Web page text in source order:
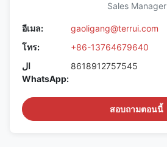
Sales Manager
อีเมล:
gaoligang@terrui.com
โทร:
+86-13764679640
ال
WhatsApp:
8618912757545
สอบถามตอนนี้